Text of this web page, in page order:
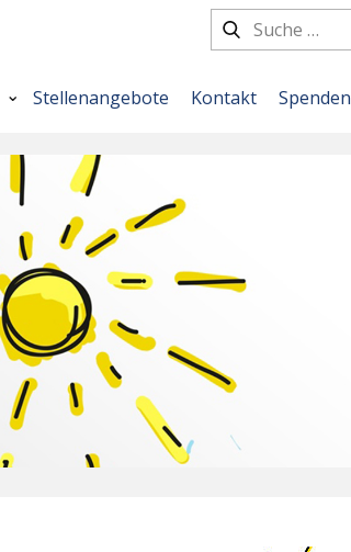
Stellenangebote Kontakt Spenden